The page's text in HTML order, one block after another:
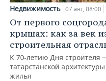
Недвижимость 07 авг, 08:00
От первого
крышах: как за век
строительная
К 70-летию Дня строителя
татарстанской
жилья